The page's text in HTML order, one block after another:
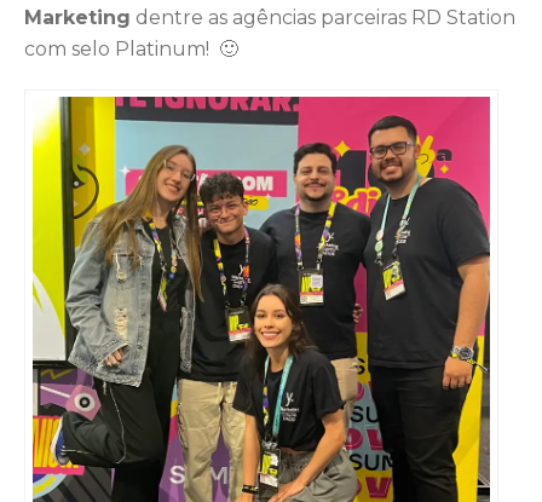
Marketing dentre as agências parceiras RD Station
com selo Platinum! 🙂